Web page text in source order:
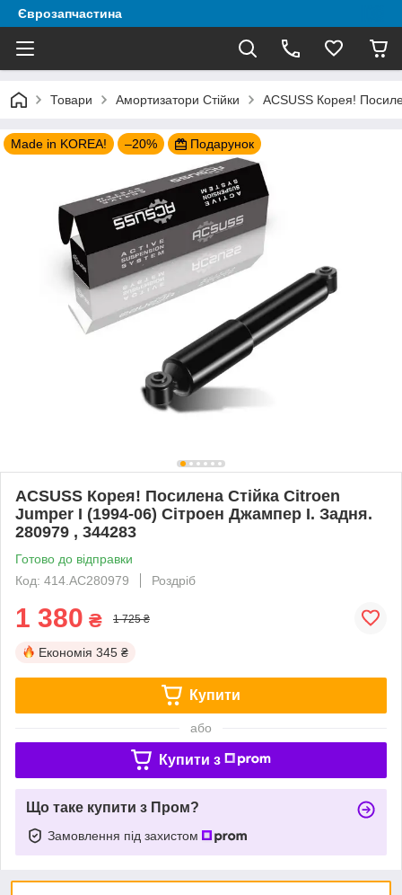
Єврозапчастина
Товари Амортизатори Стійки ACSUSS Корея!
Made in KOREA! –20% Подарунок
ACSUSS Корея! Посилена Стійка Citroen
Jumper I (1994-06) Сітроен Джампер I. Задня.
280979 , 344283
Готово до відправки
Код: 414.AC280979
Роздріб
1 380 ₴ 1 725 ₴
Економія 345 ₴
Купити
або
Купити з
Що таке купити з Пром?
Замовлення під захистом